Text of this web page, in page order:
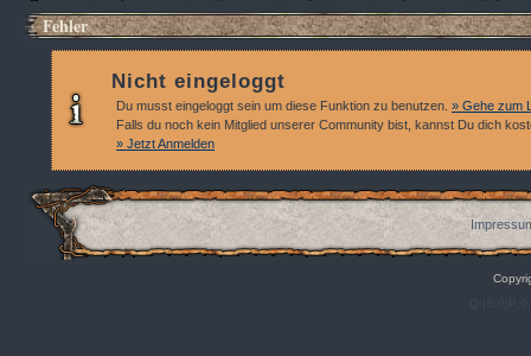
Fehler
Nicht eingeloggt
Du musst eingeloggt sein um diese Funktion zu benutzen. » Gehe zum
Falls du noch kein Mitglied unserer Community bist, kannst Du dich
» Jetzt Anmelden